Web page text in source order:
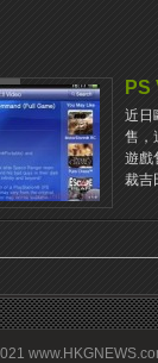
PS
近日
售，
遊戲
裁吉